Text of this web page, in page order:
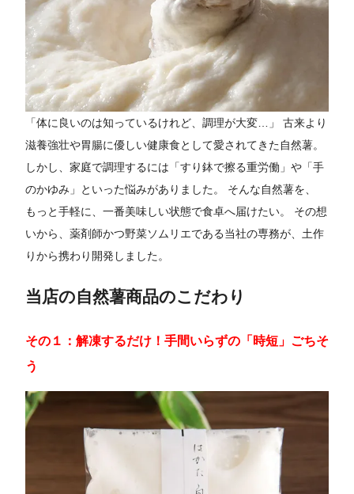
「体に良いのは知っているけれど、調理が大変…」 古来より
滋養強壮や胃腸に優しい健康食として愛されてきた自然薯。
しかし、家庭で調理するには「すり鉢で擦る重労働」や「手
のかゆみ」といった悩みがありました。 そんな自然薯を、
もっと手軽に、一番美味しい状態で食卓へ届けたい。 その想
いから、薬剤師かつ野菜ソムリエである当社の専務が、土作
りから携わり開発しました。
当店の自然薯商品のこだわり
その１：解凍するだけ！手間いらずの「時短」ごちそ
う